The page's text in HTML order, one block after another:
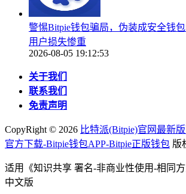
警惕Bitpie钱包骗局，伪装成安全钱
用户损失惨重
2026-08-05 19:12:53
关于我们
联系我们
免责声明
CopyRight © 2026 比特派(Bitpie)官网最新
官方下载-Bitpie钱包APP-Bitpie正版钱包 版
适用《知识共享 署名-非商业性使用-相同
中文版